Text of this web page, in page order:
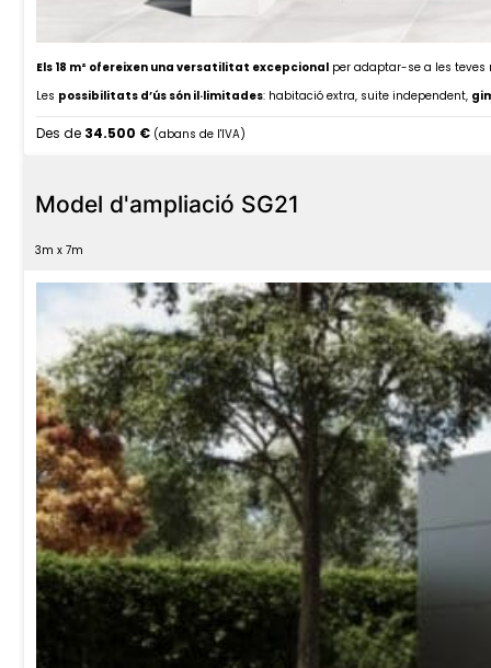
Els 18 m² ofereixen una versatilitat excepcionalper adaptar-se a les teves
Les possibilitats d’ús són il·limitades: habitació extra, suite independent,
Des de34.500 € (abans de l'IVA)
Model d'ampliació SG21
3m x 7m